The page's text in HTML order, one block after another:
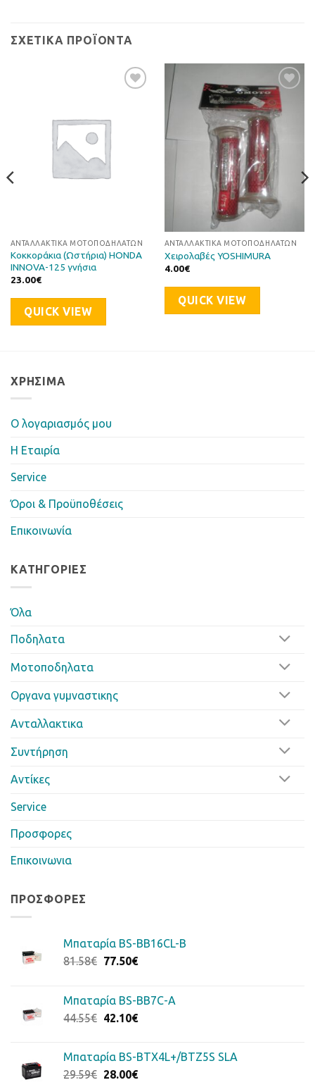
ΣΧΕΤΙΚΆ ΠΡΟΪΌΝΤΑ
Επιθυμιών
ΑΝΤΑΛΛΑΚΤΙΚΆ ΜΟΤΟΠΟΔΗΛΆΤΩΝ
Κοκκοράκια (Ωστήρια) HONDA
INNOVA-125 γνήσια
23.00€
QUICK VIEW
Προσθήκη
στη Λίστα
Επιθυμιών
ΑΝΤΑΛΛΑΚΤΙΚΆ ΜΟΤΟΠΟΔΗΛΆΤΩΝ
Χειρολαβές YOSHIMURA
4.00€
QUICK VIEW
ΧΡΉΣΙΜΑ
Ο λογαριασμός μου
Η Eταιρία
Service
Όροι & Προϋποθέσεις
Επικοινωνία
ΚΑΤΗΓΟΡΊΕΣ
Όλα
Ποδηλατα
Μοτοποδηλατα
Οργανα γυμναστικης
Ανταλλακτικα
Συντήρηση
Αντίκες
Service
Προσφορες
Επικοινωνια
ΠΡΟΣΦΟΡΈΣ
Μπαταρία BS-BB16CL-B
81.58€ Original
81.58€.
77.50€Η
είναι:
77.50€.
Μπαταρία BS-BB7C-A
44.55€ Original
44.55€.
42.10€Η
είναι:
42.10€.
Μπαταρία BS-BTX4L+/BTZ5S SLA
29.59€ Original
28.00€Η